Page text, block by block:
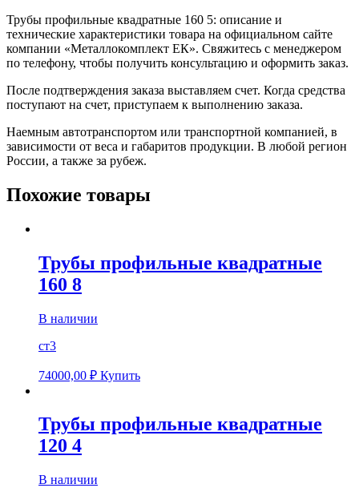
Трубы профильные квадратные 160 5: описание и
технические характеристики товара на официальном сайте
компании «Металлокомплект ЕК». Свяжитесь с менеджером
по телефону, чтобы получить консультацию и оформить заказ.
После подтверждения заказа выставляем счет. Когда средства
поступают на счет, приступаем к выполнению заказа.
Наемным автотранспортом или транспортной компанией, в
зависимости от веса и габаритов продукции. В любой регион
России, а также за рубеж.
Похожие товары
Трубы профильные квадратные
160 8
В наличии
ст3
74000,00 ₽ Купить
Трубы профильные квадратные
120 4
В наличии